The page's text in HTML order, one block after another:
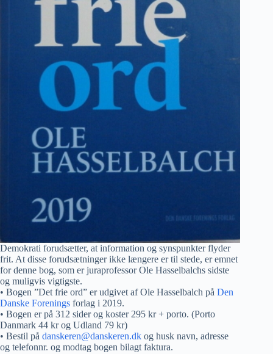
Demokrati forudsætter, at information og synspunkter flyder
frit. At disse forudsætninger ikke længere er til stede, er emnet
for denne bog, som er juraprofessor Ole Hasselbalchs sidste
og muligvis vigtigste.
• Bogen ”Det frie ord” er udgivet af Ole Hasselbalch på Den
Danske Forenings forlag i 2019.
• Bogen er på 312 sider og koster 295 kr + porto. (Porto
Danmark 44 kr og Udland 79 kr)
• Bestil på danskeren@danskeren.dk og husk navn, adresse
og telefonnr. og modtag bogen bilagt faktura.